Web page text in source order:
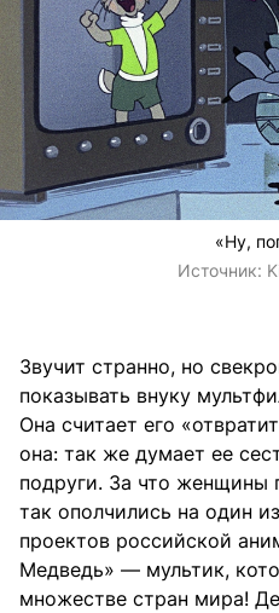
«Ну,
Источник:
Звучит странно, но
показывать внуку
Она считает его
она: так же думает ее
подруги. За что женщины
так ополчились на один
проектов российской
Медведь» — мультик,
множестве стран мира!